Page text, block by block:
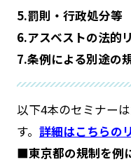
5.罰則・行政処分等
6.アスベストの法的
7.条例による別途の
以下4本のセミナー
す。 詳細はこちらの
■東京都の規制を例